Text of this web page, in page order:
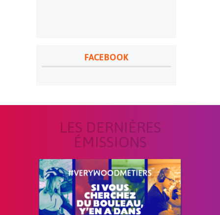
FACEBOOK
LES DERNIÈRES
ÉMISSIONS